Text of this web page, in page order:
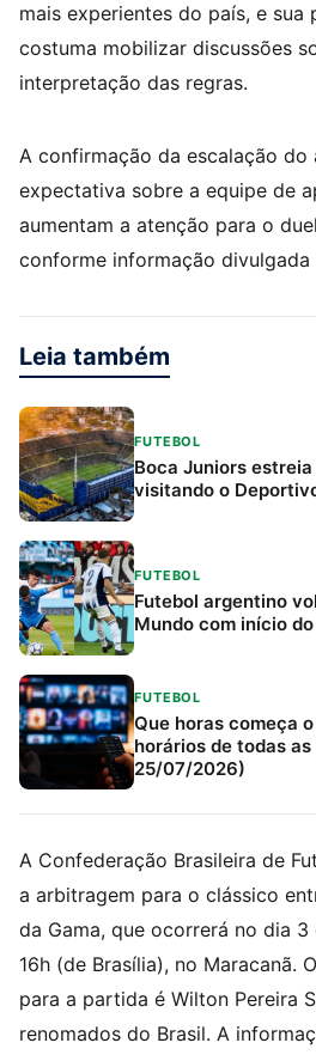
mais experientes do país, e sua
costuma mobilizar discussões
interpretação das regras.
A confirmação da escalação do
expectativa sobre a equipe de
aumentam a atenção para o
conforme informação divulgada
Leia também
FUTEBOL
Boca Juniors
visitando o
FUTEBOL
Futebol argentino
Mundo com início
FUTEBOL
Que horas começa
horários de todas
25/07/2026)
A Confederação Brasileira de
a arbitragem para o clássico
da Gama, que ocorrerá no dia
16h (de Brasília), no Maracanã.
para a partida é Wilton Pereira
renomados do Brasil. A